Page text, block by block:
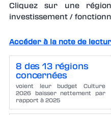
Cliquez sur une
investissement /
Accéder à la note de
8 des 13 régions
concernées
voient leur budget Culture
2026 baisser nettement par
rapport à 2025